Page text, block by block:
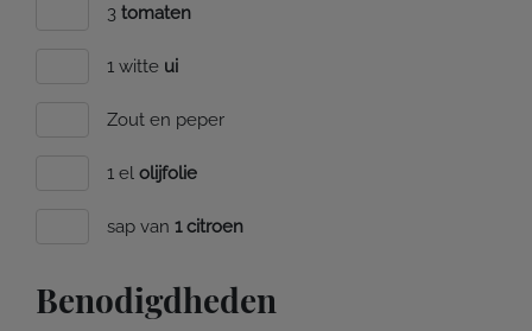
3 tomaten
1 witte ui
Zout en peper
1 el olijfolie
sap van 1 citroen
Benodigdheden